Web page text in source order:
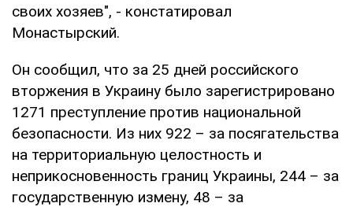
своих хозяев", - констатировал
Монастырский.
Он сообщил, что за 25 дней российского
вторжения в Украину было зарегистрировано
1271 преступление против национальной
безопасности. Из них 922 – за посягательства
на территориальную целостность и
неприкосновенность границ Украины, 244 – за
государственную измену, 48 – за